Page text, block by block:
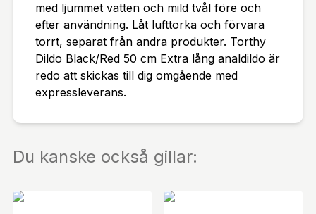
med ljummet vatten och mild tvål före och
efter användning. Låt lufttorka och förvara
torrt, separat från andra produkter. Torthy
Dildo Black/Red 50 cm Extra lång analdildo är
redo att skickas till dig omgående med
expressleverans.
Du kanske också gillar: